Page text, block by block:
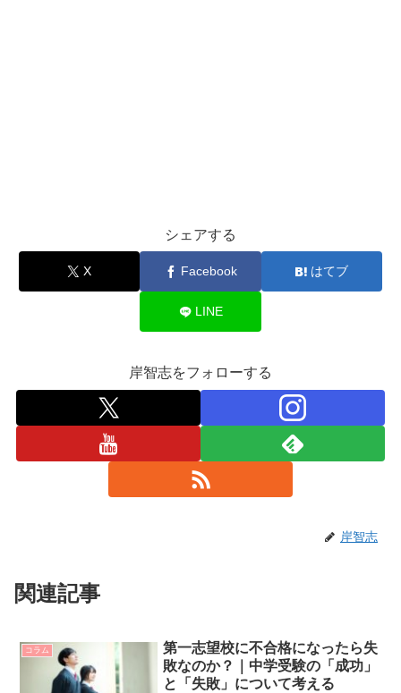
シェアする
X Facebook はてブ
LINE
岸智志をフォローする
岸智志
関連記事
コラム
第一志望校に不合格になったら失
敗なのか？｜中学受験の「成功」
と「失敗」について考える